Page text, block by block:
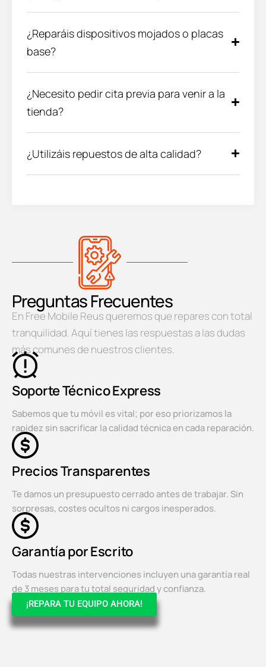
¿Reparáis dispositivos mojados o placas
base?
¿Necesito pedir cita previa para venir a la
tienda?
¿Utilizáis repuestos de alta calidad?
Preguntas Frecuentes
En Free Mobile Reus queremos que repares con total
tranquilidad. Aquí tienes las respuestas a las dudas
más comunes de nuestros clientes.
Soporte Técnico Express
Sabemos que tu móvil es vital; por eso priorizamos la
rapidez sin sacrificar la calidad técnica en cada reparación.
Precios Transparentes
Te damos un presupuesto cerrado antes de trabajar. Sin
sorpresas, costes ocultos ni cargos inesperados.
Garantía por Escrito
Todas nuestras intervenciones incluyen una garantía real
de 3 meses para tu total seguridad y confianza.
¡REPARA TU EQUIPO AHORA!